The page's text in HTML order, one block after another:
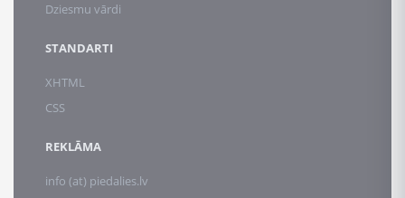
Dziesmu vārdi
STANDARTI
XHTML
CSS
REKLĀMA
info (at) piedalies.lv